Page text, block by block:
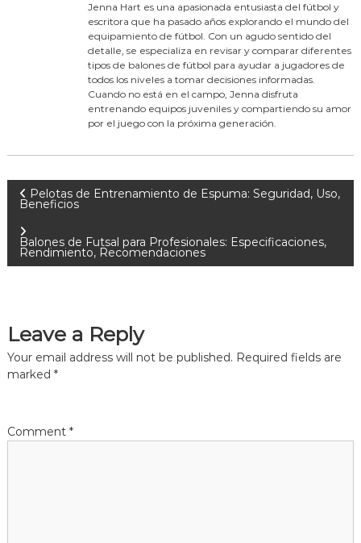
Jenna Hart es una apasionada entusiasta del fútbol y
escritora que ha pasado años explorando el mundo del
equipamiento de fútbol. Con un agudo sentido del
detalle, se especializa en revisar y comparar diferentes
tipos de balones de fútbol para ayudar a jugadores de
todos los niveles a tomar decisiones informadas.
Cuando no está en el campo, Jenna disfruta
entrenando equipos juveniles y compartiendo su amor
por el juego con la próxima generación.
P
s
n
a
i
Pelotas de Entrenamiento de Espuma: Seguridad, Uso,
Beneficios
Balones de Futsal para Profesionales: Especificaciones,
Rendimiento, Recomendaciones
Leave a Reply
Your email address will not be published. Required fields are
marked *
Comment *